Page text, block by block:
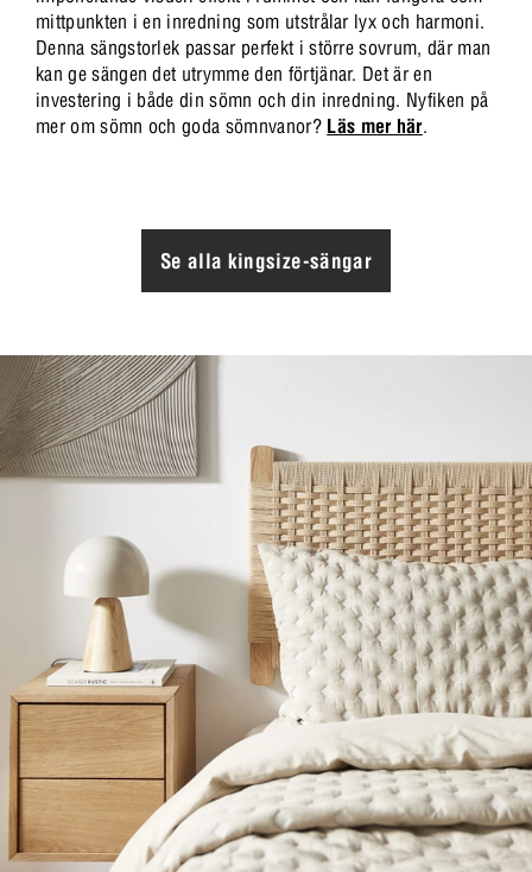
mittpunkten i en inredning som utstrålar lyx och harmoni.
Denna sängstorlek passar perfekt i större sovrum, där man
kan ge sängen det utrymme den förtjänar. Det är en
investering i både din sömn och din inredning. Nyfiken på
mer om sömn och goda sömnvanor? Läs mer här.
Se alla kingsize-sängar